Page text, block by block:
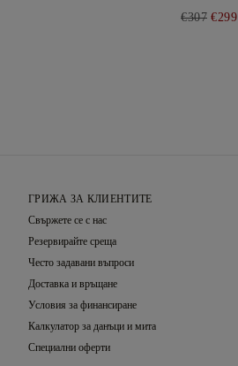
€307 €299
ГРИЖА ЗА КЛИЕНТИТЕ
Свържете се с нас
Резервирайте среща
Често задавани въпроси
Доставка и връщане
Условия за финансиране
Калкулатор за данъци и мита
Специални оферти